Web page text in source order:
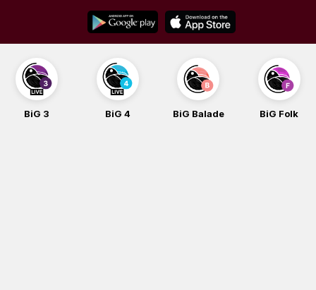
content
BiG 3 BiG 4 BiG Balade BiG Folk